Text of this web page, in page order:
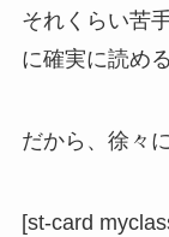
それくらい苦
に確実に読め
だから、徐々
[st-card